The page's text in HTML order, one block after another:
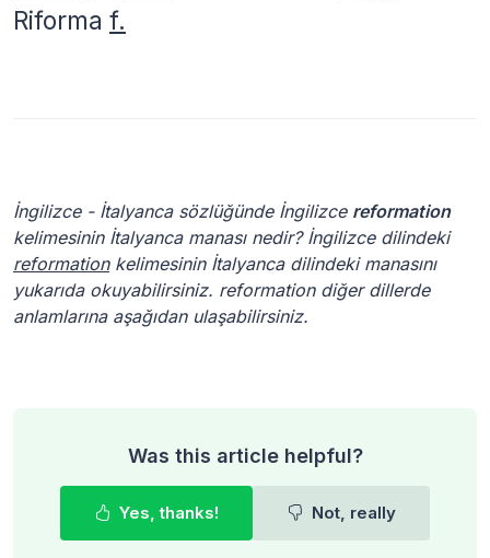
Riforma f.
İngilizce - İtalyanca sözlüğünde İngilizce reformation
kelimesinin İtalyanca manası nedir? İngilizce dilindeki
reformationkelimesinin İtalyanca dilindeki manasını
yukarıda okuyabilirsiniz. reformation diğer dillerde
anlamlarına aşağıdan ulaşabilirsiniz.
Was this article helpful?
Yes, thanks! Not, really